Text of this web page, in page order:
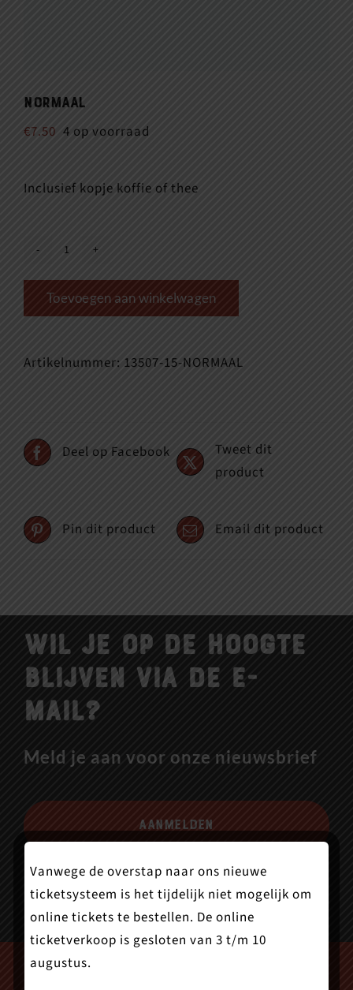
Normaal
€7.50 4 op voorraad
Inclusief kopje koffie of thee
aantal
Toevoegen aan winkelwagen
Artikelnummer: 13507-15-NORMAAL
Deel op Facebook
Tweet dit
product
Pin dit product Email dit product
Wil je op de hoogte
blijven via de e-
mail?
Meld je aan voor onze nieuwsbrief
Aanmelden
Vanwege de overstap naar ons nieuwe
ticketsysteem is het tijdelijk niet mogelijk om
online tickets te bestellen. De online
ticketverkoop is gesloten van 3 t/m 10
augustus.